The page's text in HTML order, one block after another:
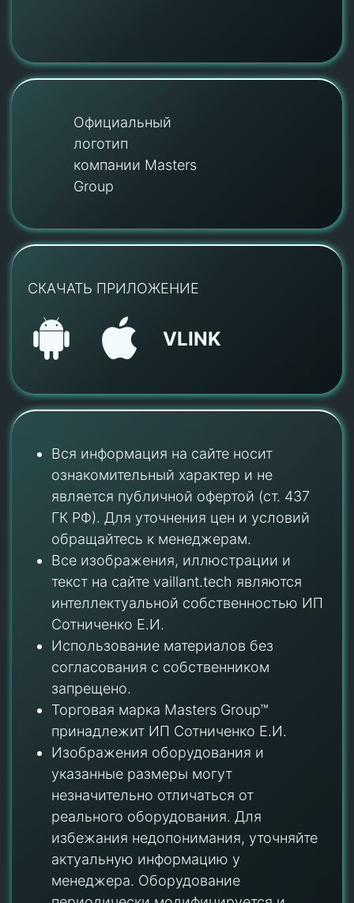
Официальный
логотип
компании Masters
Group
СКАЧАТЬ ПРИЛОЖЕНИЕ
VLINK
Вся информация на сайте носит
ознакомительный характер и не
является публичной офертой (ст. 437
ГК РФ). Для уточнения цен и условий
обращайтесь к менеджерам.
Все изображения, иллюстрации и
текст на сайте vaillant.tech являются
интеллектуальной собственностью ИП
Сотниченко Е.И.
Использование материалов без
согласования с собственником
запрещено.
Торговая марка Masters Group™
принадлежит ИП Сотниченко Е.И.
Изображения оборудования и
указанные размеры могут
незначительно отличаться от
реального оборудования. Для
избежания недопонимания, уточняйте
актуальную информацию у
менеджера. Оборудование